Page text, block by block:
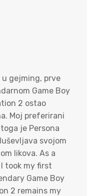
gejming, prve
Game Boy
2 ostao
Moj preferirani
je Persona
svojom
likova. As a
took my first
Game Boy
2 remains my